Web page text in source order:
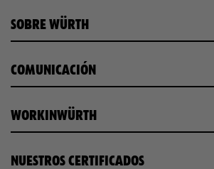
SOBRE WÜRTH
COMUNICACIÓN
WORKINWÜRTH
NUESTROS CERTIFICADOS